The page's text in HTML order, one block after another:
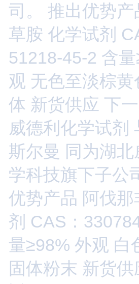
司。 推出优势产
草胺 化学试剂
51218-45-2 含
观 无色至淡棕黄
体 新货供应 下
威德利化学试剂
斯尔曼 同为湖北
学科技旗下子公
优势产品 阿伐那
剂 CAS：
量≥98% 外观 白
固体粉末 新货供